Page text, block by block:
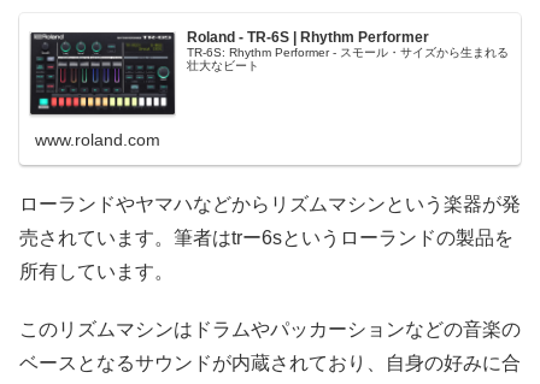
Roland - TR-6S | Rhythm Performer
TR-6S: Rhythm Performer - スモール・サイズから生まれる
壮大なビート
www.roland.com
ローランドやヤマハなどからリズムマシンという楽器が発
売されています。筆者はtrー6sというローランドの製品を
所有しています。
このリズムマシンはドラムやパッカーションなどの音楽の
ベースとなるサウンドが内蔵されており、自身の好みに合